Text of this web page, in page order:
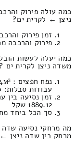
ניצן ← לקרית ים?
זמן פירוק והרכבה 53 דקות 34
פירוק והרכבה מחיר
משדה ניצן לקרית ים ?
עבודות סבלות: 1268.80 ₪
1889.12 שקל
סך הכל ביחד מחיר
מה מרחקי נסיעה שדה
מרחק בין שדה ניצן ← לקרית ים